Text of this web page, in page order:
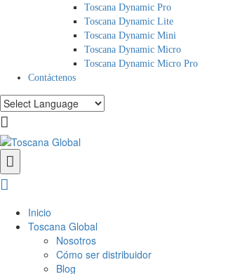
Toscana Dynamic Pro
Toscana Dynamic Lite
Toscana Dynamic Mini
Toscana Dynamic Micro
Toscana Dynamic Micro Pro
Contáctenos
Inicio
Toscana Global
Nosotros
Cómo ser distribuidor
Blog